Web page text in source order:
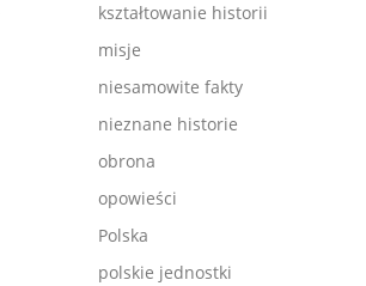
kształtowanie historii
misje
niesamowite fakty
nieznane historie
obrona
opowieści
Polska
polskie jednostki